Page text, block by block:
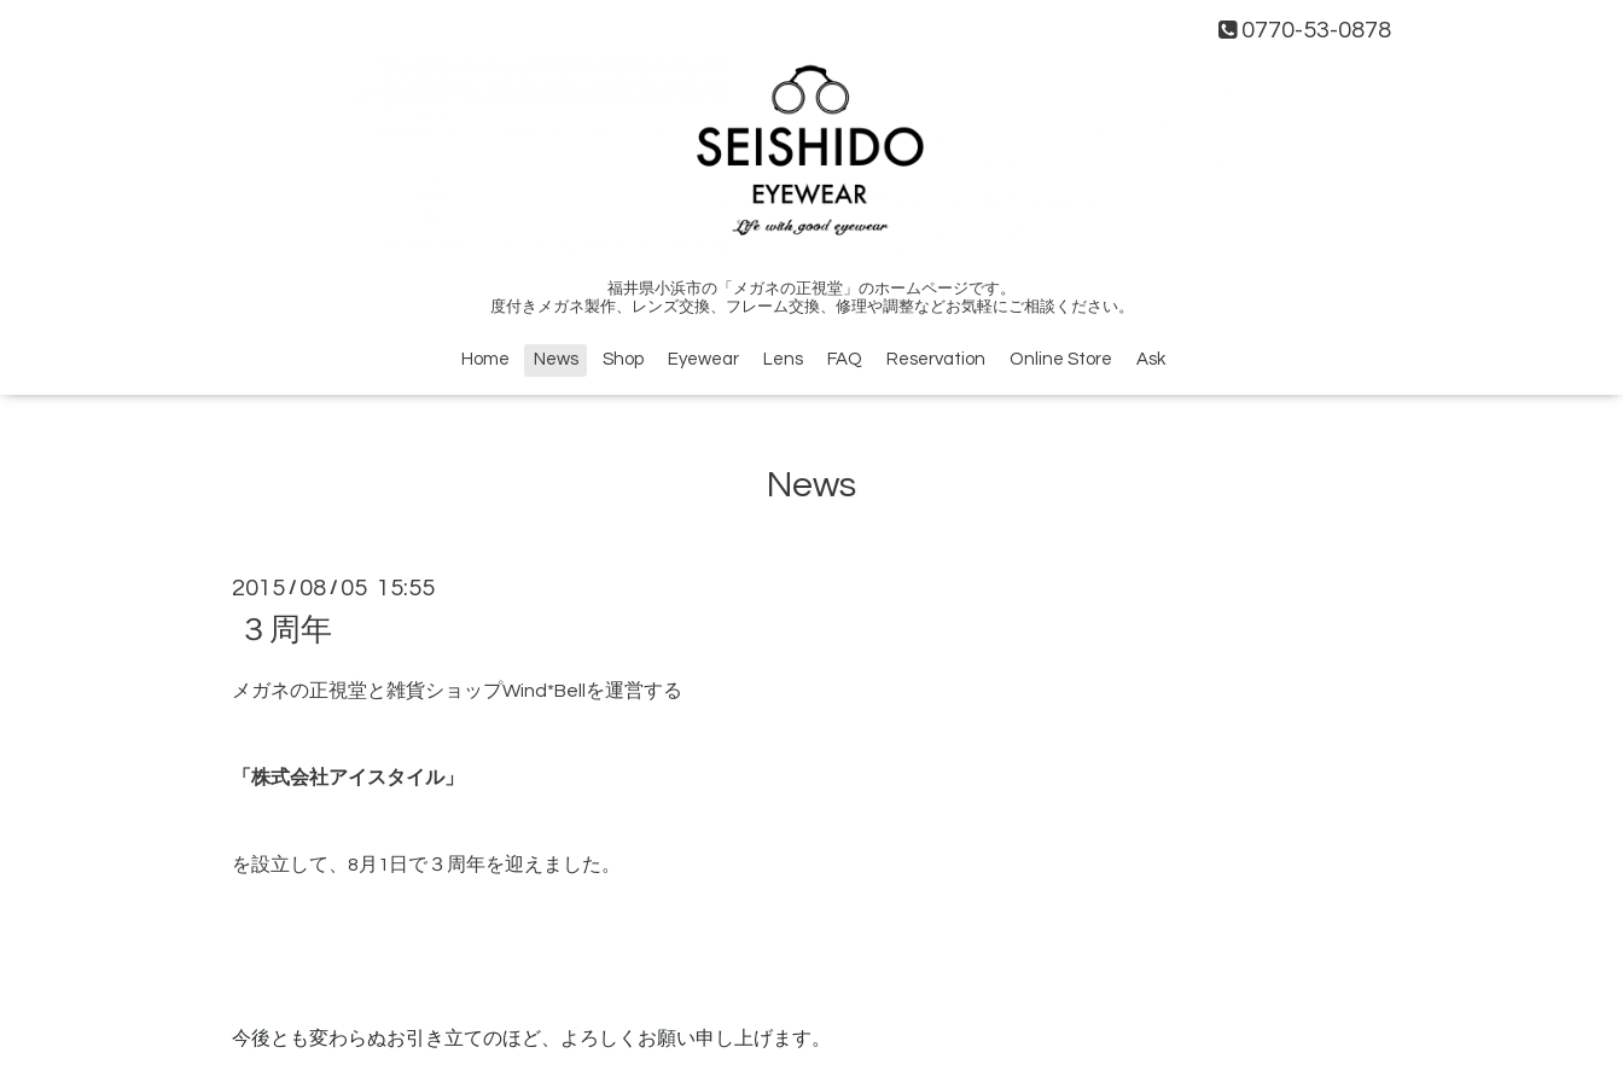
0770-53-0878
福井県小浜市の「メガネの正視堂」のホームページです。
度付きメガネ製作、レンズ交換、フレーム交換、修理や調整などお気軽にご相談ください。
Home News Shop Eyewear Lens FAQ Reservation Online Store Ask
News
2015 / 08 / 05 15:55
３周年
メガネの正視堂と雑貨ショップWind*Bellを運営する
「株式会社アイスタイル」
を設立して、8月1日で３周年を迎えました。
今後とも変わらぬお引き立てのほど、よろしくお願い申し上げます。